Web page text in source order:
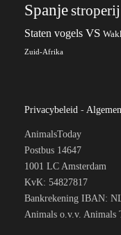
Spanjestroperij
Staten vogels VS
Zuid-Afrika
Privacybeleid -
AnimalsToday
Postbus 14647
1001 LC Amsterdam
KvK: 54827817
Bankrekening IBAN:
Animals o.v.v. Animals